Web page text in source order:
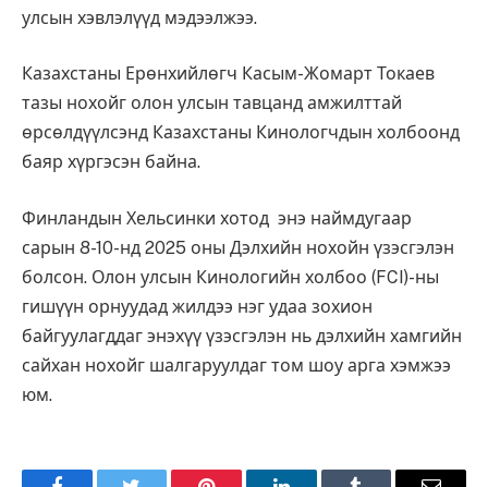
улсын хэвлэлүүд мэдээлжээ.
Казахстаны Ерөнхийлөгч Касым-Жомарт Токаев
тазы нохойг олон улсын тавцанд амжилттай
өрсөлдүүлсэнд Казахстаны Кинологчдын холбоонд
баяр хүргэсэн байна.
Финландын Хельсинки хотод энэ наймдугаар
сарын 8-10-нд 2025 оны Дэлхийн нохойн үзэсгэлэн
болсон. Олон улсын Кинологийн холбоо (FCI)-ны
гишүүн орнуудад жилдээ нэг удаа зохион
байгуулагддаг энэхүү үзэсгэлэн нь дэлхийн хамгийн
сайхан нохойг шалгаруулдаг том шоу арга хэмжээ
юм.